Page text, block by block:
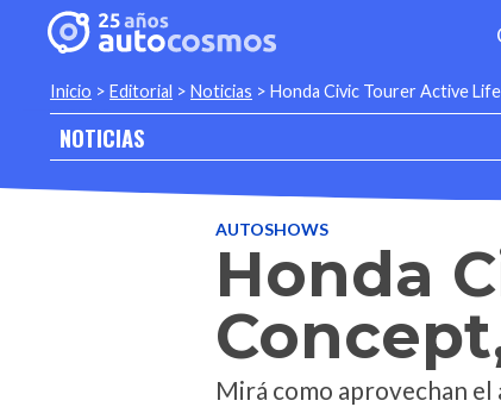
Inicio > Editorial > Noticias > Honda Civic Tourer Active
NOTICIAS
AUTOSHOWS
Honda
Mirá como aprovechan